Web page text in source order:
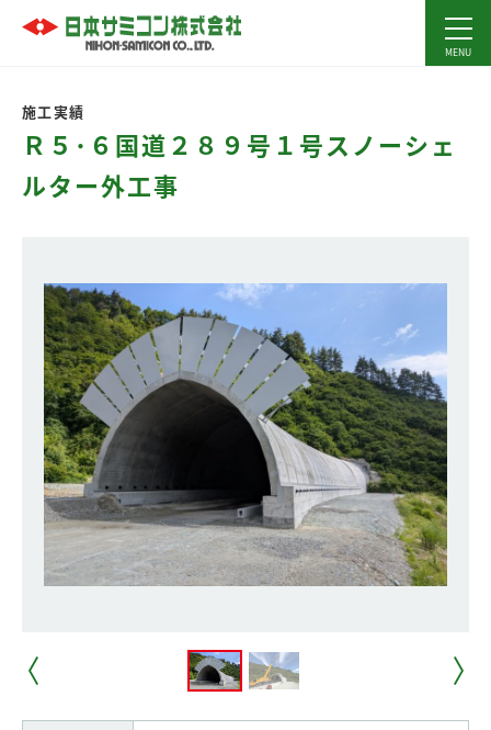
施工実績
Ｒ５･６国道２８９号１号スノーシェ
ルター外工事